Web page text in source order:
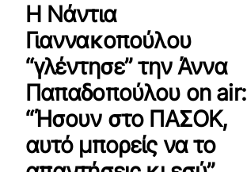
Η Νάντια
Γιαννακοπούλου
“γλέντησε” την Άννα
Παπαδοπούλου on air:
“Ήσουν στο ΠΑΣΟΚ,
αυτό μπορείς να το